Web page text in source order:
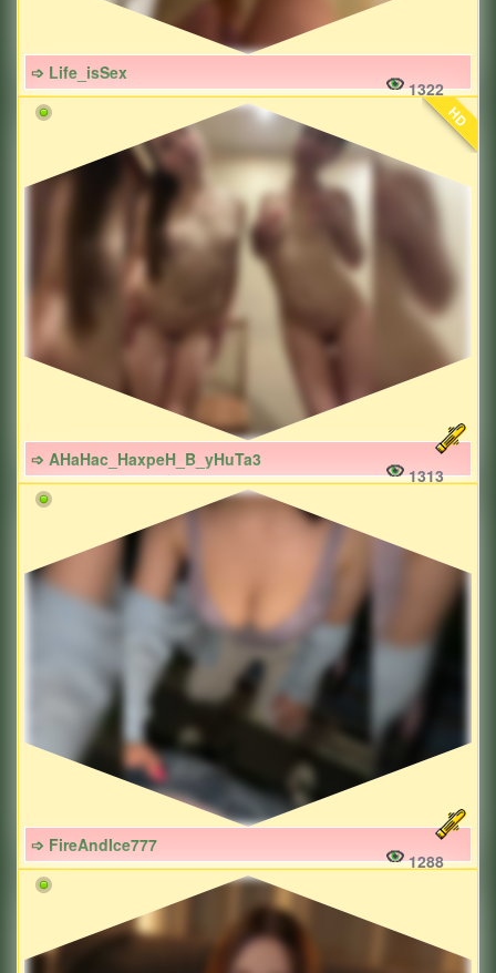
➩ Life_isSex
1322
HD
➩ AHaHac_HaxpeH_B_yHuTa3
1313
➩ FireAndIce777
1288